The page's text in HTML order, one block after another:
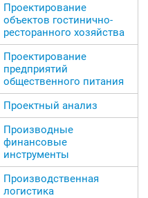
Проектирование
объектов гостинично-
ресторанного хозяйства
Проектирование
предприятий
общественного питания
Проектный анализ
Производные
финансовые
инструменты
Производственная
логистика